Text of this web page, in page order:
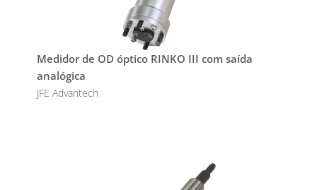
Medidor de OD óptico RINKO III com saída
analógica
JFE Advantech